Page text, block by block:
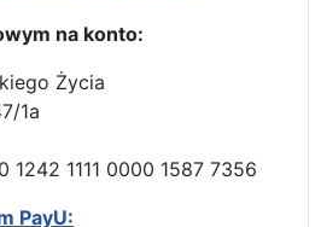
na konto:
Życia
1a
1242 1111 0000 1587 7356
PayU: